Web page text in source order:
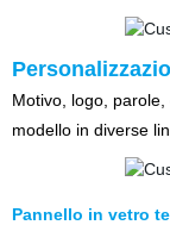
Motivo, logo,
modello in diverse
Pannello in vetro